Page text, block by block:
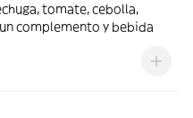
tomate, cebolla,
complemento y bebida